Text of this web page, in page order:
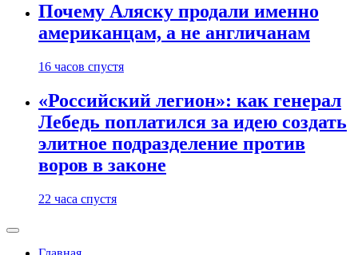
Почему Аляску продали именно
американцам, а не англичанам
16 часов спустя
«Российский легион»: как генерал
Лебедь поплатился за идею создать
элитное подразделение против
воров в законе
22 часа спустя